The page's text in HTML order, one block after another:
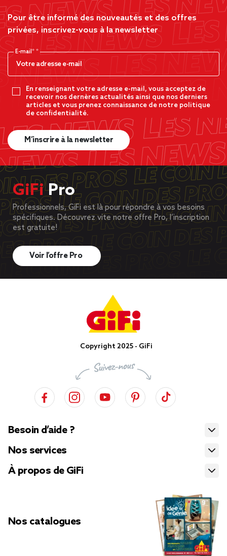
Pour être informé des nouveautés et des offres
privées, inscrivez-vous à la newsletter
E-mail*
En renseignant votre adresse e-mail, vous acceptez de
recevoir nos dernères actualités ainsi que nos derniers
articles et vous prenez connaissance de notre politique
de confidentialité.
M’inscrire à la newsletter
GiFiPro
Professionnels, GiFi est là pour répondre à vos besoins
spécifiques. Découvrez vite notre offre Pro, l’inscription
est gratuite!
Voir l’offre Pro
Copyright 2025 - GiFi
Besoin d’aide ?
Nos services
À propos de GiFi
Nos catalogues